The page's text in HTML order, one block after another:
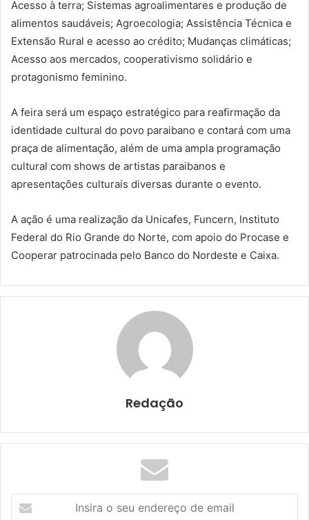
Acesso à terra; Sistemas agroalimentares e produção de
alimentos saudáveis; Agroecologia; Assistência Técnica e
Extensão Rural e acesso ao crédito; Mudanças climáticas;
Acesso aos mercados, cooperativismo solidário e
protagonismo feminino.
A feira será um espaço estratégico para reafirmação da
identidade cultural do povo paraibano e contará com uma
praça de alimentação, além de uma ampla programação
cultural com shows de artistas paraibanos e
apresentações culturais diversas durante o evento.
A ação é uma realização da Unicafes, Funcern, Instituto
Federal do Rio Grande do Norte, com apoio do Procase e
Cooperar patrocinada pelo Banco do Nordeste e Caixa.
Redação